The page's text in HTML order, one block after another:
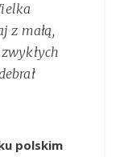
z małą,
polskim